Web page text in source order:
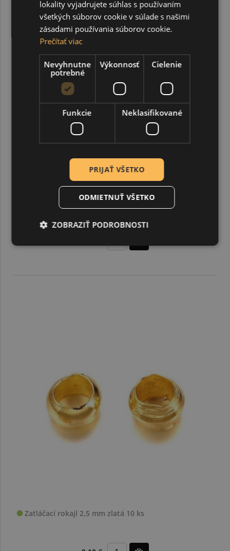
Zatláčací rokajl 2,5 mm platina 10 ks
Zatláčací rokajl 2,5 mm zlatá 10 ks
lokality vyjadrujete súhlas s používaním
všetkých súborov cookie v súlade s našimi
zásadami používania súborov cookie.
Prečítať viac
Nevyhnutne
potrebné
Výkonnosť Cielenie
Funkcie Neklasifikované
PRIJAŤ VŠETKO
ODMIETNUŤ VŠETKO
ZOBRAZIŤ PODROBNOSTI